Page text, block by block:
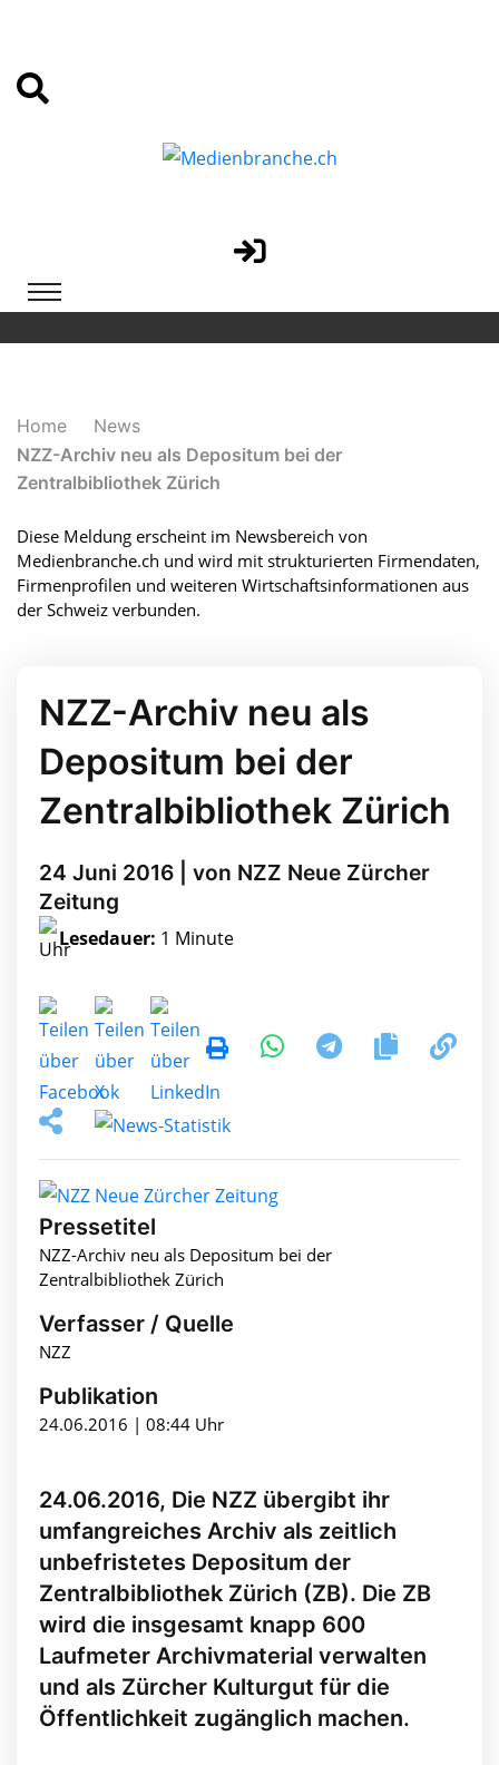
Home
News
NZZ-Archiv neu als Depositum bei der
Zentralbibliothek Zürich
Diese Meldung erscheint im Newsbereich von
Medienbranche.ch und wird mit strukturierten Firmendaten,
Firmenprofilen und weiteren Wirtschaftsinformationen aus
der Schweiz verbunden.
NZZ-Archiv neu als
Depositum bei der
Zentralbibliothek Zürich
24 Juni 2016 | von NZZ Neue Zürcher
Zeitung
Lesedauer: 1 Minute
Pressetitel
NZZ-Archiv neu als Depositum bei der
Zentralbibliothek Zürich
Verfasser / Quelle
NZZ
Publikation
24.06.2016 | 08:44 Uhr
24.06.2016, Die NZZ übergibt ihr
umfangreiches Archiv als zeitlich
unbefristetes Depositum der
Zentralbibliothek Zürich (ZB). Die ZB
wird die insgesamt knapp 600
Laufmeter Archivmaterial verwalten
und als Zürcher Kulturgut für die
Öffentlichkeit zugänglich machen.